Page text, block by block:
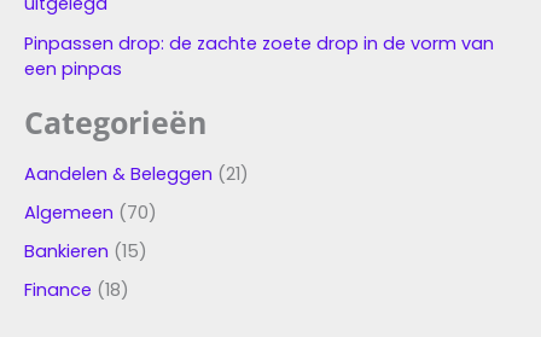
Pinpassen drop: de zachte zoete drop in de vorm van
een pinpas
Categorieën
Aandelen & Beleggen (21)
Algemeen (70)
Bankieren (15)
Finance (18)